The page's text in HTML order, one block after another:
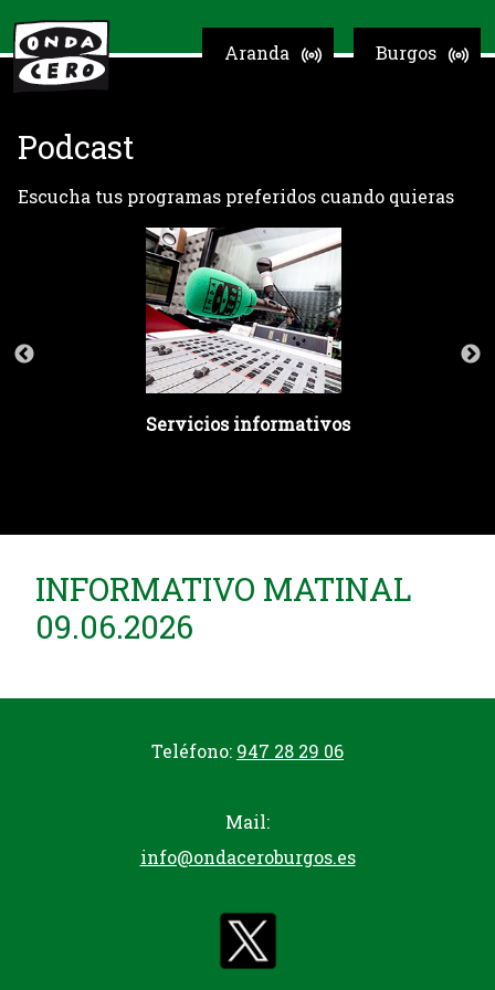
Burgos
Aranda
Podcast
Escucha tus programas preferidos cuando quieras
Servicios informativos
INFORMATIVO MATINAL
09.06.2026
Teléfono: 947 28 29 06
Mail:
info@ondaceroburgos.es